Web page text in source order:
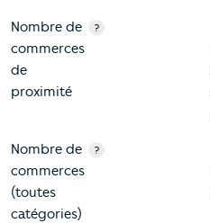
Nombre de
commerces
de
proximité
?
Nombre de
commerces
(toutes
catégories)
?